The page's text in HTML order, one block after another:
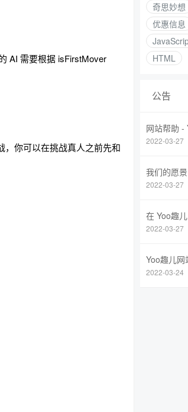
AI 需要根据 isFirstMover
你可以在挑战真人之前先和
奇思妙想
优惠信息
HTML
公告
网站帮助 -
2022-03-27
我们的愿景
2022-03-27
在 Yoo趣
2022-03-27
Yoo趣儿网
2022-03-24